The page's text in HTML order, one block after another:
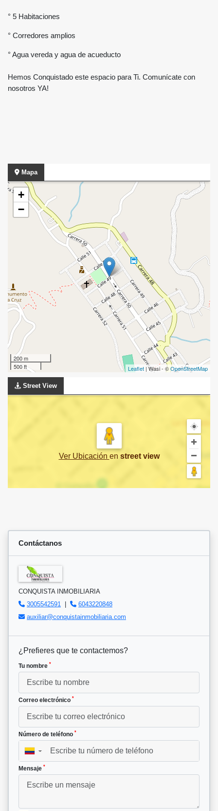
° 5 Habitaciones
° Corredores amplios
° Agua vereda y agua de acueducto
Hemos Conquistado este espacio para Ti. Comunícate con
nosotros YA!
Mapa
+
−
200 m
500 ft
Leaflet | Wasi - ©OpenStreetMap
Street View
Ver Ubicación en street view
Contáctanos
CONQUISTA INMOBILIARIA
3005542591
|
6043220848
auxiliar@conquistainmobiliaria.com
¿Prefieres que te contactemos?
Tu nombre *
Correo electrónico *
Número de teléfono *
▼
Mensaje *